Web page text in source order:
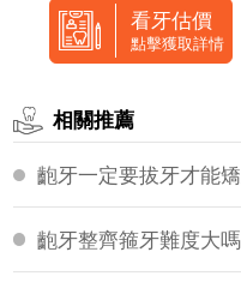
看牙估價
點擊獲取詳情
相關推薦
齙牙一定要拔牙才能
齙牙整齊箍牙難度大